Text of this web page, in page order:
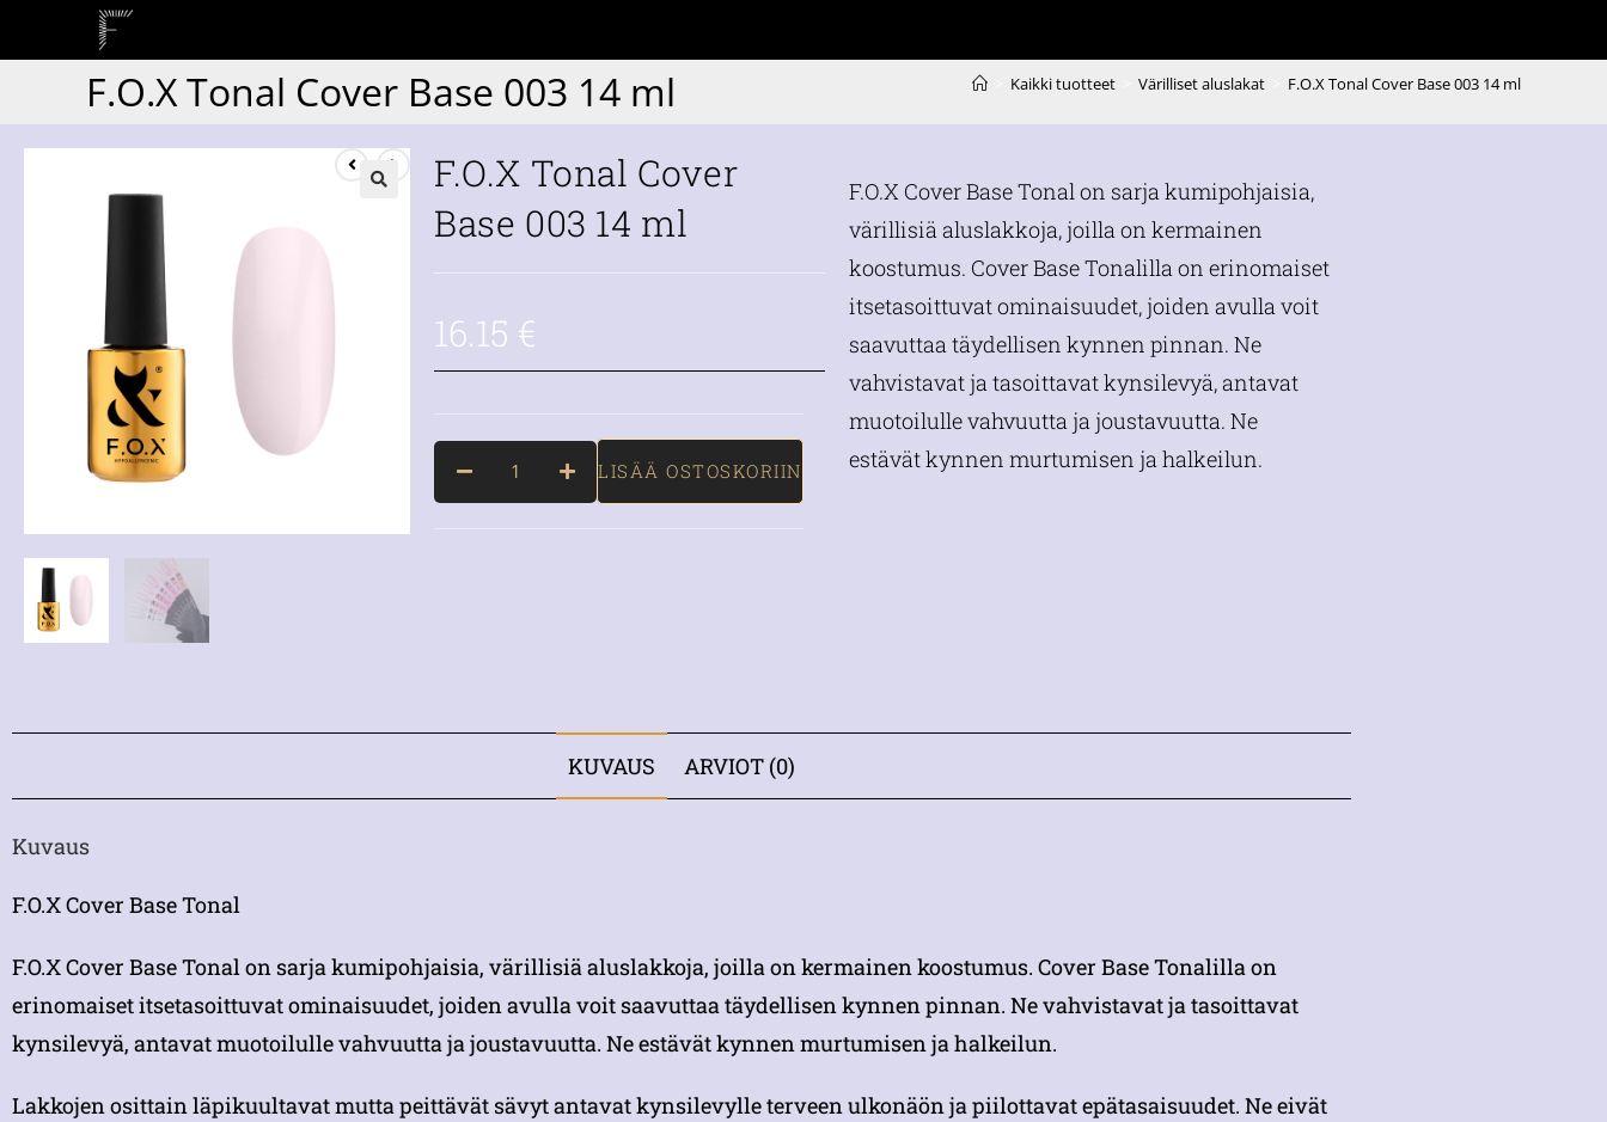
F.O.X Tonal Cover Base 003 14 ml Kaikki tuotteet Värilliset aluslakat F.O.X Tonal Cover Base 003 14 ml
F.O.X Tonal Cover
Base 003 14 ml
16.15 €
LISÄÄ OSTOSKORIIN
F.O.X Cover Base Tonal on sarja kumipohjaisia,
värillisiä aluslakkoja, joilla on kermainen
koostumus. Cover Base Tonalilla on erinomaiset
itsetasoittuvat ominaisuudet, joiden avulla voit
saavuttaa täydellisen kynnen pinnan. Ne
vahvistavat ja tasoittavat kynsilevyä, antavat
muotoilulle vahvuutta ja joustavuutta. Ne
estävät kynnen murtumisen ja halkeilun.
KUVAUS ARVIOT (0)
Kuvaus
F.O.X Cover Base Tonal
F.O.X Cover Base Tonal on sarja kumipohjaisia, värillisiä aluslakkoja, joilla on kermainen koostumus. Cover Base Tonalilla on
erinomaiset itsetasoittuvat ominaisuudet, joiden avulla voit saavuttaa täydellisen kynnen pinnan. Ne vahvistavat ja tasoittavat
kynsilevyä, antavat muotoilulle vahvuutta ja joustavuutta. Ne estävät kynnen murtumisen ja halkeilun.
Lakkojen osittain läpikuultavat mutta peittävät sävyt antavat kynsilevylle terveen ulkonäön ja piilottavat epätasaisuudet. Ne eivät